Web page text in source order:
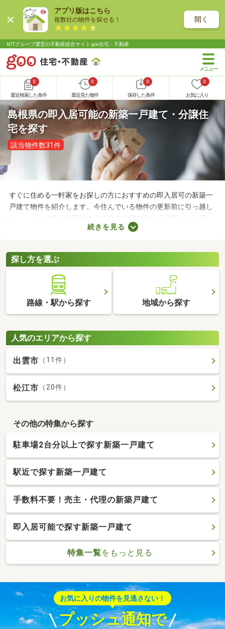
アプリ版はこちら
複数社の物件を探せる！ 開く
NTTグループ運営の不動産総合サイト goo住宅・不動産
0
最近検索した条件
0
最近見た物件
0
保存した条件
0
お気に入り
島根県の即入居可能の新築一戸建て・分譲住
宅を探す
該当物件数31件
すぐに住める一軒家をお探しの方におすすめの即入居可の新築一
戸建て物件を紹介します。今住んでいる物件の更新前に引っ越し
たい、または急な転勤ですぐに次の住居を決める必要がある場
合、次の住居を早めに決めなければなりません。即入居可の物件
る方はぜひチェックしてみてくださいね。
続きを見る
探し方を選ぶ
路線・駅から探す 地域から探す
人気のエリアから探す
出雲市 （11件）
松江市 （20件）
その他の特集から探す
駐車場2台分以上で探す新築一戸建て
駅近で探す新築一戸建て
手数料不要！売主・代理の新築戸建て
即入居可能で探す新築一戸建て
特集一覧をもっと見る
お気に入りの物件を見逃さない！
プッシュ通知で